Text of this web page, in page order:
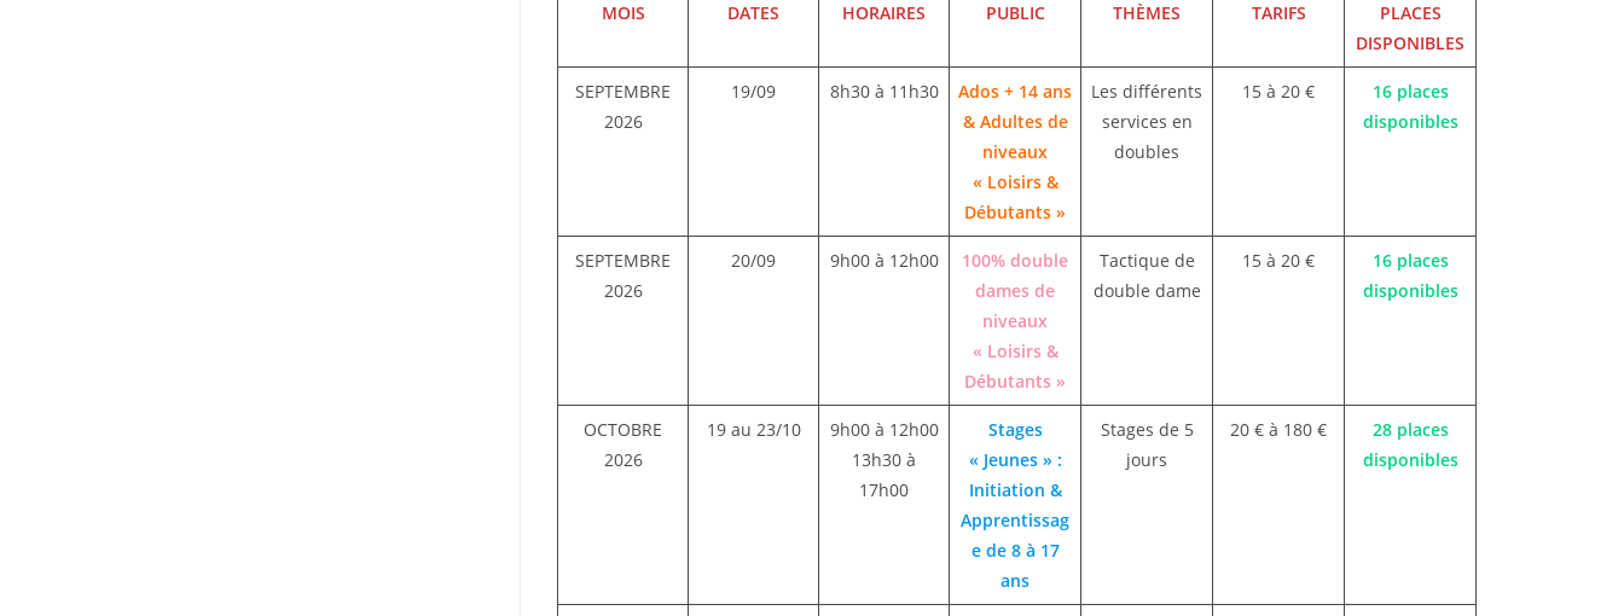
MOIS DATES HORAIRES PUBLIC THÈMES TARIFS
PLACES
DISPONIBLES
SEPTEMBRE
2026
19/09 8h30 à 11h30
Ados + 14 ans
& Adultes de
niveaux
« Loisirs &
Débutants »
Les différents
services en
doubles
15 à 20 €
16 places
disponibles
SEPTEMBRE
2026
20/09 9h00 à 12h00
100% double
dames de
niveaux
« Loisirs &
Débutants »
Tactique de
double dame
15 à 20 €
16 places
disponibles
OCTOBRE
2026
19 au 23/10
9h00 à 12h00
13h30 à
17h00
Stages
« Jeunes » :
Initiation &
Apprentissag
e de 8 à 17
ans
Stages de 5
jours
20 € à 180 €
28 places
disponibles